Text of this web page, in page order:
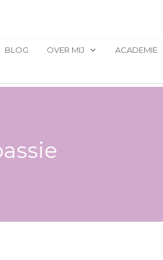
BLOG OVER MIJ ACADEMIE